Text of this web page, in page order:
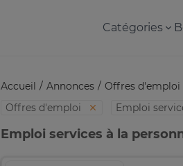
Catégories
Accueil Annonces Offres d'emploi
Offres d'emploi
Emploi
Emploi services à la